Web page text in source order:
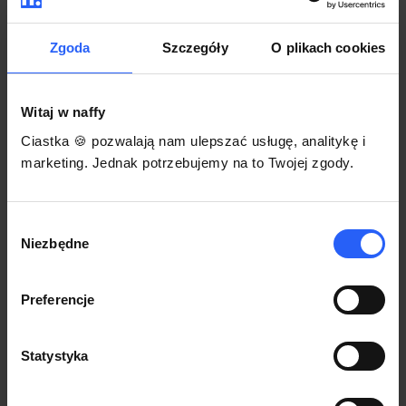
Zgoda Szczegóły O plikach cookies
Witaj w naffy
Ciastka 🍪 pozwalają nam ulepszać usługę, analitykę i
marketing. Jednak potrzebujemy na to Twojej zgody.
zgody
Niezbędne
Preferencje
Statystyka
Korzystaj na dowolnym urządzeniu z
przeglądarką Chrome
Włącz czasową promocję
3
Każdy produkt w naffy ma swój indywidualny link.
gdzie się nim podzielisz z odbiorcami.